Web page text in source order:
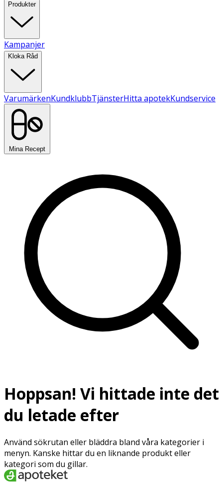
Produkter
Kampanjer
Kloka Råd
VarumärkenKundklubbTjänsterHitta apotekKundservice
Mina Recept
Hoppsan! Vi hittade inte det
du letade efter
Använd sökrutan eller bläddra bland våra kategorier i
menyn. Kanske hittar du en liknande produkt eller
kategori som du gillar.